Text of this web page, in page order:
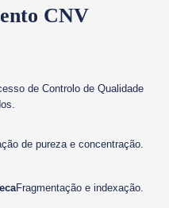
CNV
de Controlo de Qualidade
de pureza e concentração.
Fragmentação e indexação.